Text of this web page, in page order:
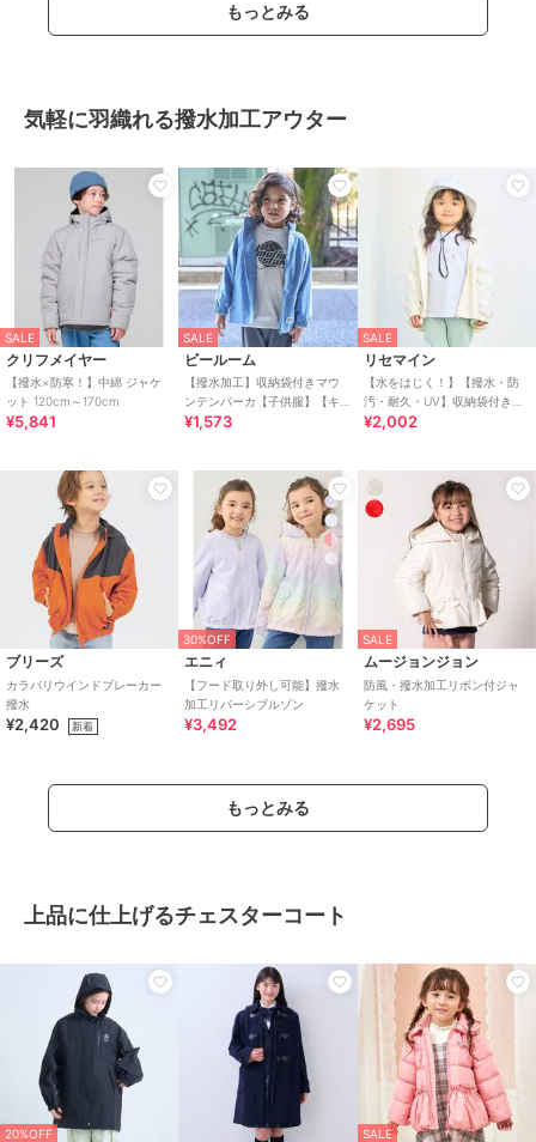
もっとみる
気軽に羽織れる撥水加工アウター
SALE
クリフメイヤー
【撥水×防寒！】中綿 ジャケ
ット 120cm～170cm
¥5,841
SALE
ビールーム
【撥水加工】収納袋付きマウ
ンテンパーカ【子供服】【キ
ッズ】【男の子】【女の子】
¥1,573
SALE
リセマイン
【水をはじく！】【撥水・防
汚・耐久・UV】収納袋付きバ
ックフリルＡラインマウンテ
¥2,002
ブリーズ
カラバリウインドブレーカー
撥水
¥2,420 新着
30%OFF
エニィ
【フード取り外し可能】撥水
加工リバーシブルゾン
¥3,492
SALE
ムージョンジョン
防風・撥水加工リボン付ジャ
ケット
¥2,695
もっとみる
上品に仕上げるチェスターコート
20%OFF SALE